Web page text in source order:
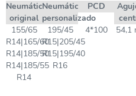
Neumático
original
Neumático
personalizado
PCD
155/65
R14|165/60
R14|185/50
R14|185/55
R14
195/45
R15|205/45
R15|195/40
R16
4*100 54,1